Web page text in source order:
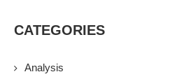
CATEGORIES
Analysis